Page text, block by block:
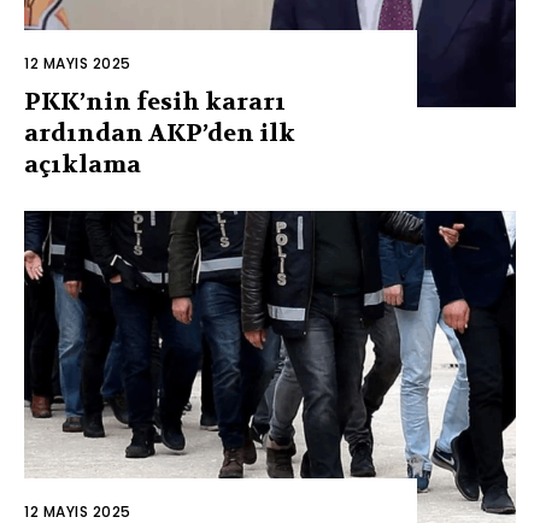
12 MAYIS 2025
PKK’nin fesih kararı
ardından AKP’den ilk
açıklama
12 MAYIS 2025